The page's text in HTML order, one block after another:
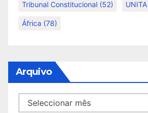
Tribunal Constitucional (52) UNITA
África (78)
Arquivo
Arquivo